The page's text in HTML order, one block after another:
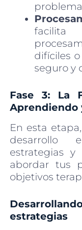
difíciles
seguro y
Fase 3: La
Aprendiendo
En esta
desarrollo
estrategias y
abordar tus
objetivos
estrategias